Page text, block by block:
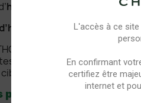
L'accès à ce
En confirmant
certifiez être
internet et
huile de coco MCT
,
selon vos objectifs :
les molécules du chanvre, y
dans nos huiles